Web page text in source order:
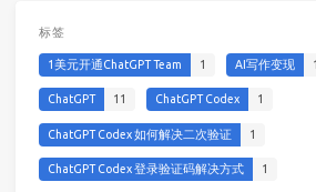
标签
1美元开通ChatGPT Team 1 AI写作变现 1
ChatGPT 11 ChatGPT Codex 1
ChatGPT Codex 如何解决二次验证 1
ChatGPT Codex 登录验证码解决方式 1